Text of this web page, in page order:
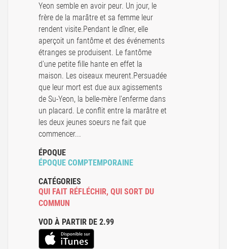
Yeon semble en avoir peur. Un jour, le
frère de la marâtre et sa femme leur
rendent visite.Pendant le dîner, elle
aperçoit un fantôme et des événements
étranges se produisent. Le fantôme
d'une petite fille hante en effet la
maison. Les oiseaux meurent.Persuadée
que leur mort est due aux agissements
de Su-Yeon, la belle-mère l'enferme dans
un placard. Le conflit entre la marâtre et
les deux jeunes soeurs ne fait que
commencer...
ÉPOQUE
ÉPOQUE COMPTEMPORAINE
CATÉGORIES
QUI FAIT RÉFLÉCHIR, QUI SORT DU
COMMUN
VOD À PARTIR DE 2.99